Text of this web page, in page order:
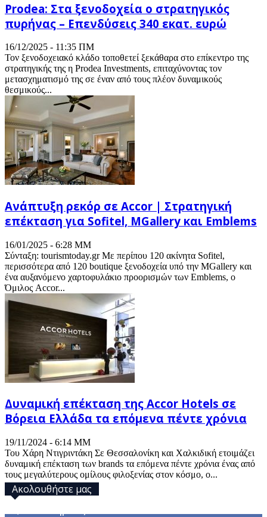
Prodea: Στα ξενοδοχεία ο στρατηγικός
πυρήνας – Επενδύσεις 340 εκατ. ευρώ
16/12/2025 - 11:35 ΠΜ
Τον ξενοδοχειακό κλάδο τοποθετεί ξεκάθαρα στο επίκεντρο της
στρατηγικής της η Prodea Investments, επιταχύνοντας τον
μετασχηματισμό της σε έναν από τους πλέον δυναμικούς
θεσμικούς...
Ανάπτυξη ρεκόρ σε Accor | Στρατηγική
επέκταση για Sofitel, MGallery και Emblems
16/01/2025 - 6:28 ΜΜ
Σύνταξη: tourismtoday.gr Με περίπου 120 ακίνητα Sofitel,
περισσότερα από 120 boutique ξενοδοχεία υπό την MGallery και
ένα αυξανόμενο χαρτοφυλάκιο προορισμών των Emblems, ο
Όμιλος Accor...
Δυναμική επέκταση της Accor Hotels σε
Βόρεια Ελλάδα τα επόμενα πέντε χρόνια
19/11/2024 - 6:14 ΜΜ
Του Χάρη Ντιγριντάκη Σε Θεσσαλονίκη και Χαλκιδική ετοιμάζει
δυναμική επέκταση των brands τα επόμενα πέντε χρόνια ένας από
τους μεγαλύτερους ομίλους φιλοξενίας στον κόσμο, ο...
Ακολουθήστε μας